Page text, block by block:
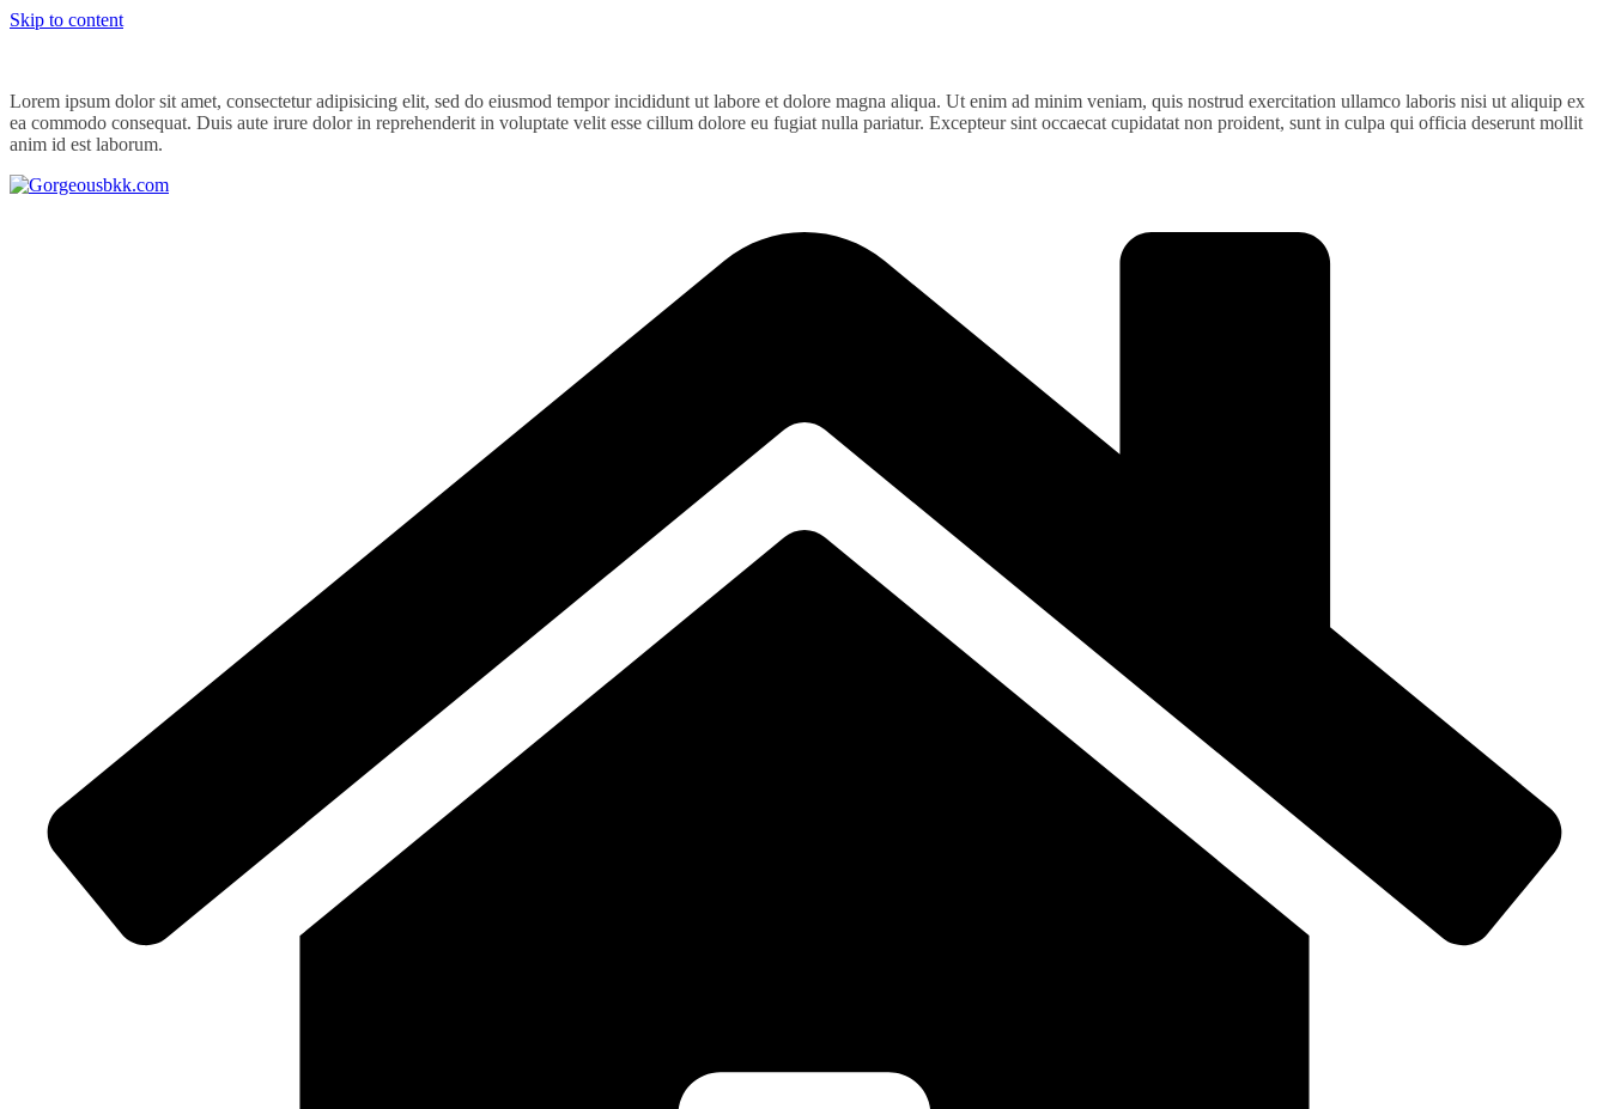
Skip to content
Lorem ipsum dolor sit amet, consectetur adipisicing elit, sed do eiusmod tempor incididunt ut labore et dolore magna aliqua. Ut enim ad minim veniam, quis nostrud exercitation ullamco laboris nisi ut aliquip ex
ea commodo consequat. Duis aute irure dolor in reprehenderit in voluptate velit esse cillum dolore eu fugiat nulla pariatur. Excepteur sint occaecat cupidatat non proident, sunt in culpa qui officia deserunt mollit
anim id est laborum.